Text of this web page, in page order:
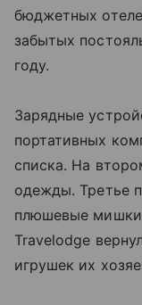
бюджетных
забытых
году.
Зарядные
портативных
списка. На
одежды. Третье
плюшевые мишки
Travelodge
игрушек их